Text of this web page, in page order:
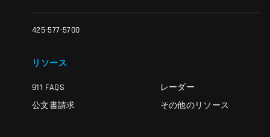
425-577-5700
リソース
911 FAQS
公文書請求
レーダー
その他のリソース